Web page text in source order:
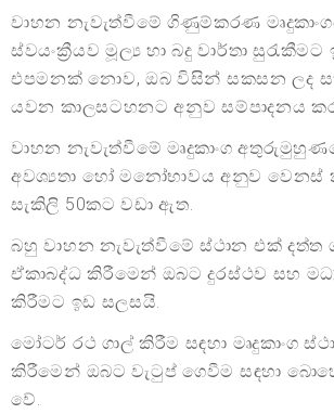
වාහන නැවැත්වීමේ ගිණුම්කරණ
ස්වයංක්‍රීයව මූල්‍ය හා බදු වාර්තා
එපමනක් නොව, ඔබ විසින් සකසන ලද
යවන කාලසටහනට අනුව සම්පාදනය
වාහන නැවැත්වීමේ මෘදුකාංග
අවශ්‍යතා හෝ මනෝභාවය අනුව වෙනස්
සැකිලි 50කට වඩා ඇත.
බහු වාහන නැවැත්වීමේ ස්ථාන එක් දත්ත
ඒකාබද්ධ කිරීමෙන් ඔබට දුරස්ථව සහ
කිරීමට ඉඩ සලසයි.
මෝටර් රථ ගාල් කිරීම සඳහා මෘදුකාංග
කිරීමෙන් ඔබට වැටුප් ගෙවීම සඳහා
වේ.